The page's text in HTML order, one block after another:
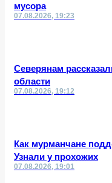
мусора
07.08.2026, 19:23
Северянам
области
07.08.2026, 19:12
Как мурманчане
Узнали у прохожих
07.08.2026, 19:01